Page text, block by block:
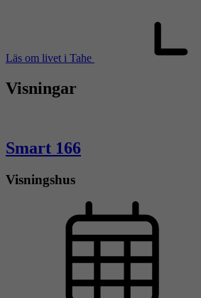
Läs om livet i Tahe
Visningar
Smart 166
Visningshus